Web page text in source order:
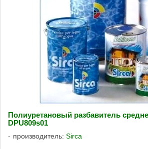
Полиуретановый разбавитель
DPU809s01
производитель: Sirca